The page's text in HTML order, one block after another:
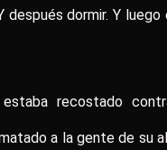
después dormir. Y luego
recostado
a la gente de su